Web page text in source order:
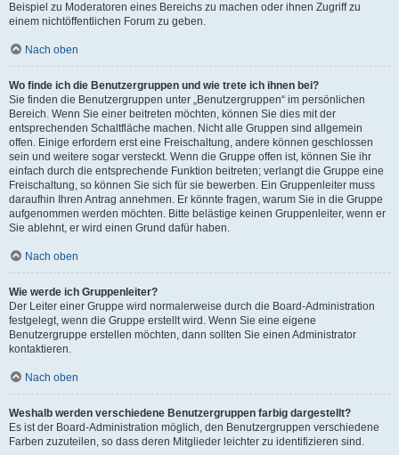
Beispiel zu Moderatoren eines Bereichs zu machen oder ihnen Zugriff zu
einem nichtöffentlichen Forum zu geben.
Nach oben
Wo finde ich die Benutzergruppen und wie trete ich ihnen bei?
Sie finden die Benutzergruppen unter „Benutzergruppen“ im persönlichen
Bereich. Wenn Sie einer beitreten möchten, können Sie dies mit der
entsprechenden Schaltfläche machen. Nicht alle Gruppen sind allgemein
offen. Einige erfordern erst eine Freischaltung, andere können geschlossen
sein und weitere sogar versteckt. Wenn die Gruppe offen ist, können Sie ihr
einfach durch die entsprechende Funktion beitreten; verlangt die Gruppe eine
Freischaltung, so können Sie sich für sie bewerben. Ein Gruppenleiter muss
daraufhin Ihren Antrag annehmen. Er könnte fragen, warum Sie in die Gruppe
aufgenommen werden möchten. Bitte belästige keinen Gruppenleiter, wenn er
Sie ablehnt, er wird einen Grund dafür haben.
Nach oben
Wie werde ich Gruppenleiter?
Der Leiter einer Gruppe wird normalerweise durch die Board-Administration
festgelegt, wenn die Gruppe erstellt wird. Wenn Sie eine eigene
Benutzergruppe erstellen möchten, dann sollten Sie einen Administrator
kontaktieren.
Nach oben
Weshalb werden verschiedene Benutzergruppen farbig dargestellt?
Es ist der Board-Administration möglich, den Benutzergruppen verschiedene
Farben zuzuteilen, so dass deren Mitglieder leichter zu identifizieren sind.